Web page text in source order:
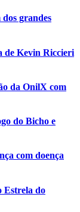
grandes
de Kevin Riccieri
da OnilX com
do Bicho e
com doença
Estrela do